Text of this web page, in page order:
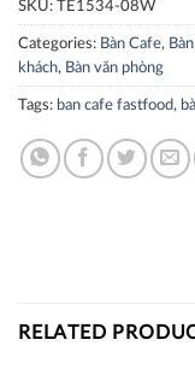
SKU: TE1534-08W
Categories: Bàn Cafe,
khách, Bàn văn phòng
Tags: ban cafe fastfood,
RELATED